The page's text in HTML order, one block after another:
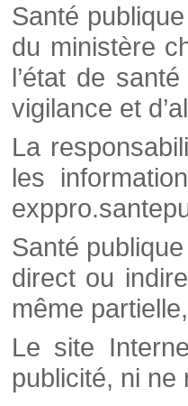
Santé
du ministère
l’état de
vigilance et
La
les
Santé
direct ou
même
Le site
publicité, ni ne